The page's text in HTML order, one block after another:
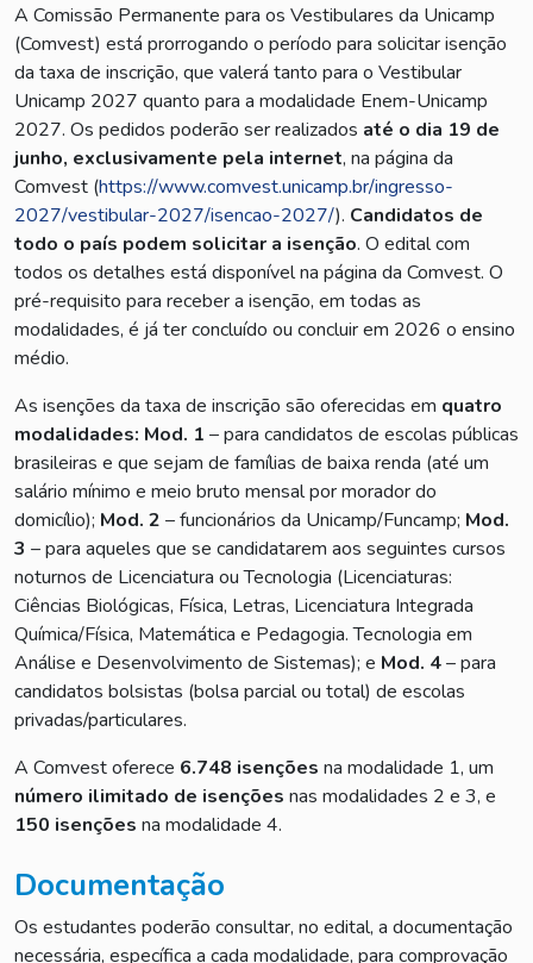
A Comissão Permanente para os Vestibulares da Unicamp
(Comvest) está prorrogando o período para solicitar isenção
da taxa de inscrição, que valerá tanto para o Vestibular
Unicamp 2027 quanto para a modalidade Enem-Unicamp
2027. Os pedidos poderão ser realizados até o dia 19 de
junho, exclusivamente pela internet, na página da
Comvest (https://www.comvest.unicamp.br/ingresso-
2027/vestibular-2027/isencao-2027/). Candidatos de
todo o país podem solicitar a isenção. O edital com
todos os detalhes está disponível na página da Comvest. O
pré-requisito para receber a isenção, em todas as
modalidades, é já ter concluído ou concluir em 2026 o ensino
médio.
As isenções da taxa de inscrição são oferecidas em quatro
modalidades: Mod. 1 – para candidatos de escolas públicas
brasileiras e que sejam de famílias de baixa renda (até um
salário mínimo e meio bruto mensal por morador do
domicílio); Mod. 2 – funcionários da Unicamp/Funcamp; Mod.
3 – para aqueles que se candidatarem aos seguintes cursos
noturnos de Licenciatura ou Tecnologia (Licenciaturas:
Ciências Biológicas, Física, Letras, Licenciatura Integrada
Química/Física, Matemática e Pedagogia. Tecnologia em
Análise e Desenvolvimento de Sistemas); e Mod. 4– para
candidatos bolsistas (bolsa parcial ou total) de escolas
privadas/particulares.
A Comvest oferece 6.748 isenções na modalidade 1, um
número ilimitado de isenções nas modalidades 2 e 3, e
150 isenções na modalidade 4.
Documentação
Os estudantes poderão consultar, no edital, a documentação
necessária, específica a cada modalidade, para comprovação